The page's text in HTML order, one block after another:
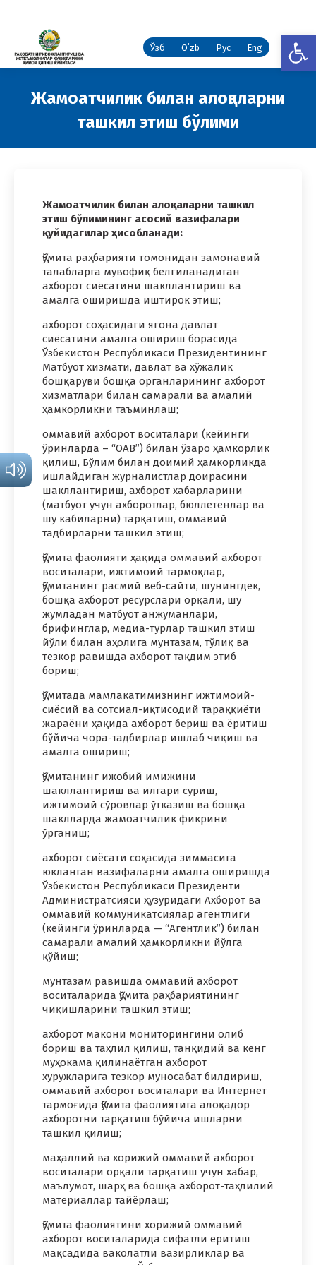
Ўзб Oʻzb Рус Eng
Жамоатчилик билан алоқаларни
ташкил этиш бўлими
Жамоатчилик билан алоқаларни ташкил
этиш бўлимининг асосий вазифалари
қуйидагилар ҳисобланади:
Қўмита раҳбарияти томонидан замонавий
талабларга мувофиқ белгиланадиган
ахборот сиёсатини шакллантириш ва
амалга оширишда иштирок этиш;
ахборот соҳасидаги ягона давлат
сиёсатини амалга ошириш борасида
Ўзбекистон Республикаси Президентининг
Матбуот хизмати, давлат ва хўжалик
бошқаруви бошқа органларининг ахборот
хизматлари билан самарали ва амалий
ҳамкорликни таъминлаш;
оммавий ахборот воситалари (кейинги
ўринларда – “ОАВ”) билан ўзаро ҳамкорлик
қилиш, Бўлим билан доимий ҳамкорликда
ишлайдиган журналистлар доирасини
шакллантириш, ахборот хабарларини
(матбуот учун ахборотлар, бюллетенлар ва
шу кабиларни) тарқатиш, оммавий
тадбирларни ташкил этиш;
Қўмита фаолияти ҳақида оммавий ахборот
воситалари, ижтимоий тармоқлар,
Қўмитанинг расмий веб-сайти, шунингдек,
бошқа ахборот ресурслари орқали, шу
жумладан матбуот анжуманлари,
брифинглар, медиа-турлар ташкил этиш
йўли билан аҳолига мунтазам, тўлиқ ва
тезкор равишда ахборот тақдим этиб
бориш;
Қўмитада мамлакатимизнинг ижтимоий-
сиёсий ва сотсиал-иқтисодий тараққиёти
жараёни ҳақида ахборот бериш ва ёритиш
бўйича чора-тадбирлар ишлаб чиқиш ва
амалга ошириш;
Қўмитанинг ижобий имижини
шакллантириш ва илгари суриш,
ижтимоий сўровлар ўтказиш ва бошқа
шаклларда жамоатчилик фикрини
ўрганиш;
ахборот сиёсати соҳасида зиммасига
юкланган вазифаларни амалга оширишда
Ўзбекистон Республикаси Президенти
Администратсияси ҳузуридаги Ахборот ва
оммавий коммуникатсиялар агентлиги
(кейинги ўринларда — “Агентлик”) билан
самарали амалий ҳамкорликни йўлга
қўйиш;
мунтазам равишда оммавий ахборот
воситаларида Қўмита раҳбариятининг
чиқишларини ташкил этиш;
ахборот макони мониторингини олиб
бориш ва таҳлил қилиш, танқидий ва кенг
муҳокама қилинаётган ахборот
хуружларига тезкор муносабат билдириш,
оммавий ахборот воситалари ва Интернет
тармоғида Қўмита фаолиятига алоқадор
ахборотни тарқатиш бўйича ишларни
ташкил қилиш;
маҳаллий ва хорижий оммавий ахборот
воситалари орқали тарқатиш учун хабар,
маълумот, шарҳ ва бошқа ахборот-таҳлилий
материаллар тайёрлаш;
Қўмита фаолиятини хорижий оммавий
ахборот воситаларида сифатли ёритиш
мақсадида ваколатли вазирликлар ва